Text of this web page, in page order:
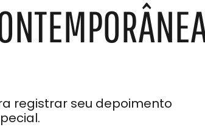
registrar seu depoimento